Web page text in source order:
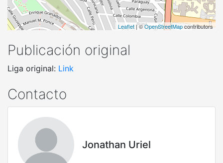
Leaflet | ©OpenStreetMapcontributors
Publicación original
Liga original: Link
Contacto
Jonathan Uriel